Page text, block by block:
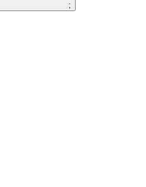
;